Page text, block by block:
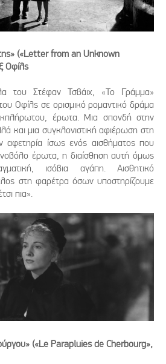
(«Letter from an Unknown
Οφίλς
του Στέφαν Τσβάιχ, «Το Γράμμα»
Οφίλς σε ορισμικό ρομαντικό δράμα
έρωτα. Μια σπονδή στην
και μια συγκλονιστική αφιέρωση στη
αφετηρία ίσως ενός αισθήματος που
έρωτα, η διαίσθηση αυτή όμως
ισόβια αγάπη. Αισθητικό
στη φαρέτρα όσων υποστηρίζουμε
πια».
(«Le Parapluies de Cherbourg»,